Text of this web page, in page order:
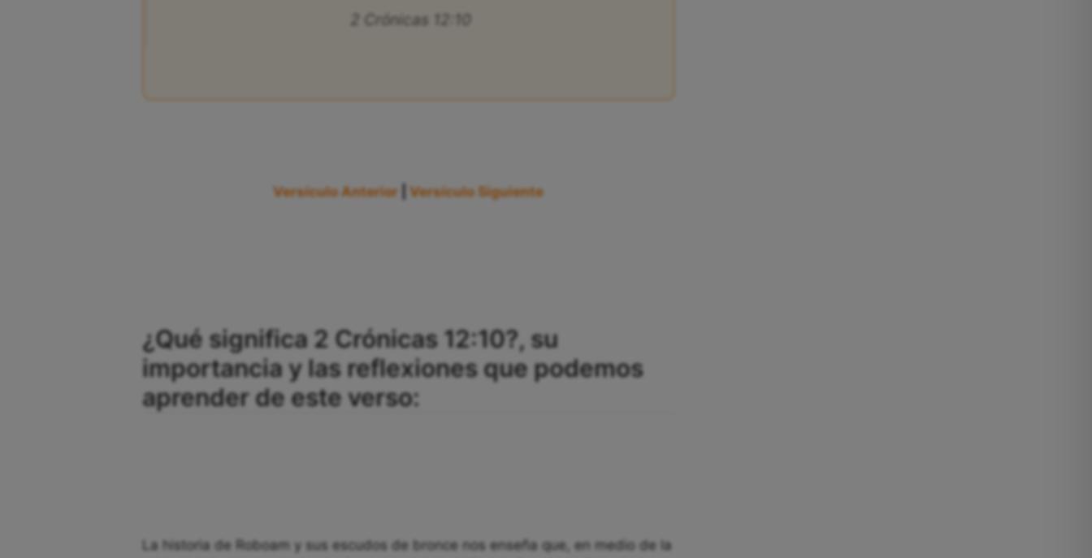
2 Crónicas 12:10
Versículo Anterior |Versículo Siguiente
¿Qué significa 2 Crónicas 12:10?, su
importancia y las reflexiones que podemos
aprender de este verso:
La historia de Roboam y sus escudos de bronce nos enseña que, en medio de la